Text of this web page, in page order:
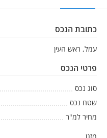
כתובת הנכס
עמל, ראש העין
פרטי הנכס
סוג נכס
שטח נכס
מחיר למ"ר